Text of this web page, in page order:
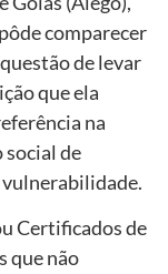
comparecer
de levar
que ela
na
social de
vulnerabilidade.
Certificados de
que não